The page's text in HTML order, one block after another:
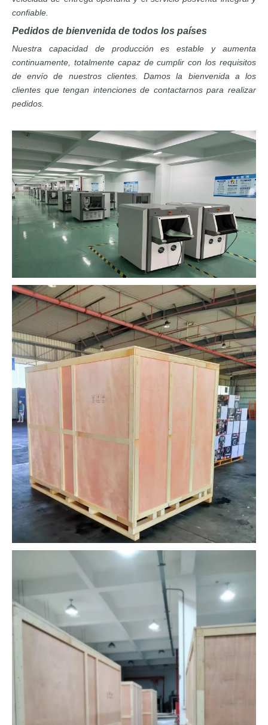
confiable.
Pedidos de bienvenida de todos los países
Nuestra capacidad de producción es estable y aumenta
continuamente, totalmente capaz de cumplir con los requisitos
de envío de nuestros clientes. Damos la bienvenida a los
clientes que tengan intenciones de contactarnos para realizar
pedidos.